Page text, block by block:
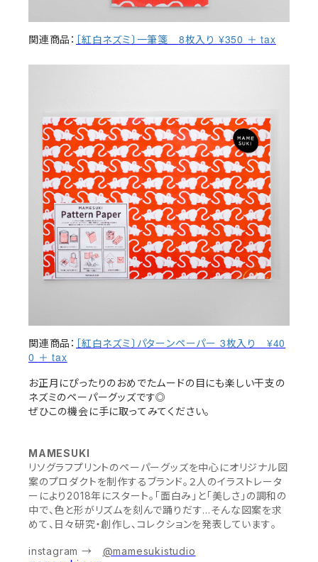
関連商品： ［紅白ネズミ〕一筆箋 8枚入り ¥350 ＋ tax
関連商品： ［紅白ネズミ〕パターンペーパー 3枚入り ¥40
0 ＋ tax
お正月にぴったりのおめでたムードの目にも楽しい干支の
ネズミのペーパーグッズです◎
ぜひこの機会に手に取ってみてください。
MAMESUKI
リソグラフプリントのペーパーグッズを中心にオリジナル図
案のプロダクトを制作するブランド。２人のイラストレータ
ーにより2018年にスタート。「面白み」と「美しさ」の調和の
中で、色と形がリズムを刻んで踊りだす…そんな図案を求
めて、日々研究・創作し、コレクションを発表しています。
instagram → @mamesukistudio